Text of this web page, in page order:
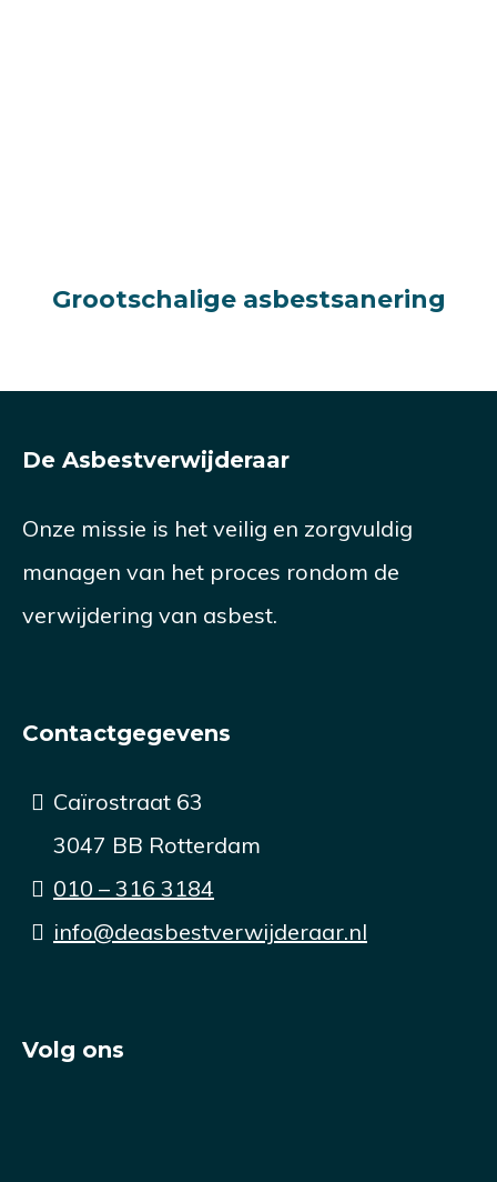
Grootschalige asbestsanering
Grootschalige asbestsanering
De Asbestverwijderaar
Onze missie is het veilig en zorgvuldig
managen van het proces rondom de
verwijdering van asbest.
Contactgegevens
Caïrostraat 63
3047 BB Rotterdam
010 – 316 3184
info@deasbestverwijderaar.nl
Volg ons